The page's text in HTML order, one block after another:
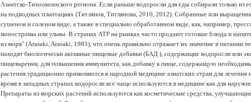
Азиатско-Тихоокеанского региона. Если раньше водоросли для еды собирали только из
на подводных плантациях (Tитлянов, Титлянова, 2010, 2012). Собранные или
сушеном и соленом виде, а также в специально обработанном виде, как, например,
моностромы или ульвы. В странах АТР на рынках часто продают готовые блюда и
из моря" (Arasaki, Arasaki, 1983), что очень правильно отражает их значение в питании
находят биологически активные пищевые добавки (БАД ), содержащие водоросли или
пищеварения, для повышения иммунитета, как добавку к пище, содержащую
растения традиционно применяются в народной медицине азиатских стран для
время в западных странах водоросли все чаще используются в медицине как для
Препараты из морских растений используются как косметические средства,